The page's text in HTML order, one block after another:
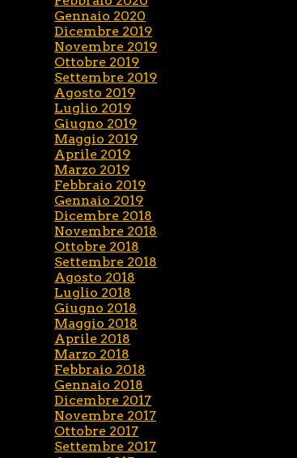
Gennaio 2020
Dicembre 2019
Novembre 2019
Ottobre 2019
Settembre 2019
Agosto 2019
Luglio 2019
Giugno 2019
Maggio 2019
Aprile 2019
Marzo 2019
Febbraio 2019
Gennaio 2019
Dicembre 2018
Novembre 2018
Ottobre 2018
Settembre 2018
Agosto 2018
Luglio 2018
Giugno 2018
Maggio 2018
Aprile 2018
Marzo 2018
Febbraio 2018
Gennaio 2018
Dicembre 2017
Novembre 2017
Ottobre 2017
Settembre 2017